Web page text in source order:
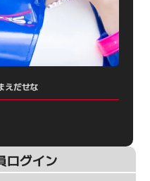
えだせな
ログイン